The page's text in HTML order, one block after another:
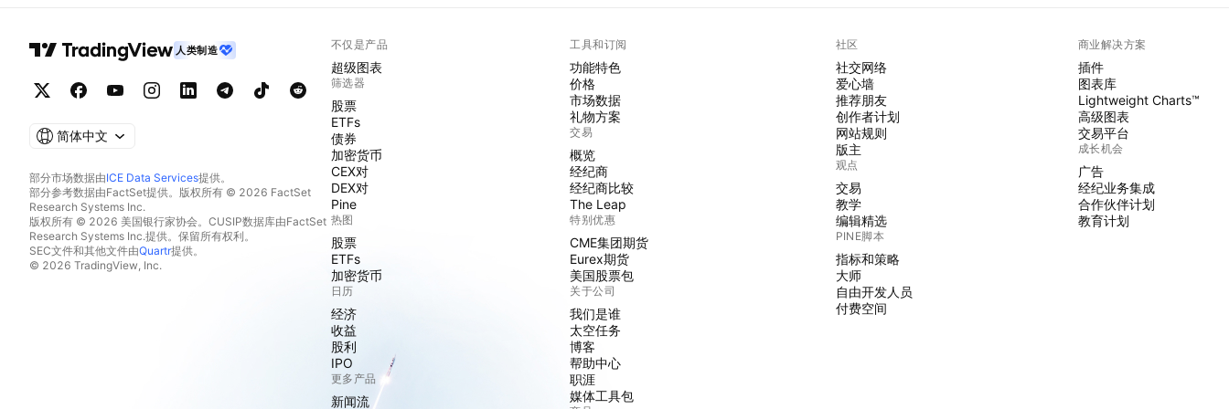
人类制造
简体中文
部分市场数据由ICE Data Services提供。
部分参考数据由FactSet提供。版权所有 © 2026 FactSet
Research Systems Inc.
版权所有 © 2026 美国银行家协会。CUSIP数据库由FactSet
Research Systems Inc.提供。保留所有权利。
SEC文件和其他文件由Quartr提供。
© 2026 TradingView, Inc.
不仅是产品
超级图表
筛选器
股票
ETFs
债券
加密货币
CEX对
DEX对
Pine
热图
股票
ETFs
加密货币
日历
经济
收益
股利
IPO
更多产品
新闻流
工具和订阅
功能特色
价格
市场数据
礼物方案
交易
概览
经纪商
经纪商比较
The Leap
特别优惠
CME集团期货
Eurex期货
美国股票包
关于公司
我们是谁
太空任务
博客
帮助中心
职涯
媒体工具包
社区
社交网络
爱心墙
推荐朋友
创作者计划
网站规则
版主
观点
交易
教学
编辑精选
PINE脚本
指标和策略
大师
自由开发人员
付费空间
商业解决方案
插件
图表库
Lightweight Charts™
高级图表
交易平台
成长机会
广告
经纪业务集成
合作伙伴计划
教育计划